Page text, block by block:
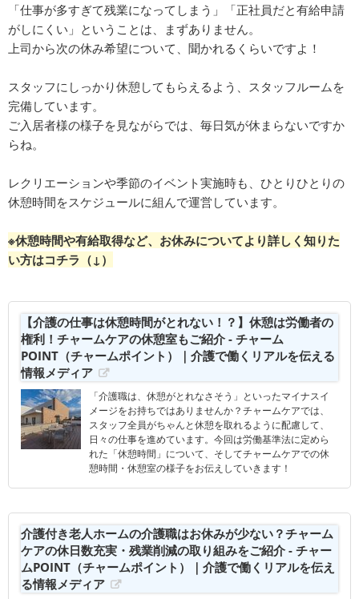
「仕事が多すぎて残業になってしまう」「正社員だと有給申請
がしにくい」ということは、まずありません。
上司から次の休み希望について、聞かれるくらいですよ！
スタッフにしっかり休憩してもらえるよう、スタッフルームを
完備しています。
ご入居者様の様子を見ながらでは、毎日気が休まらないですか
らね。
レクリエーションや季節のイベント実施時も、ひとりひとりの
休憩時間をスケジュールに組んで運営しています。
※休憩時間や有給取得など、お休みについてより詳しく知りた
い方はコチラ（↓）
【介護の仕事は休憩時間がとれない！？】休憩は労働者の
権利！チャームケアの休憩室もご紹介 - チャーム
POINT（チャームポイント）｜介護で働くリアルを伝える
情報メディア
「介護職は、休憩がとれなさそう」といったマイナスイ
メージをお持ちではありませんか？チャームケアでは、
スタッフ全員がちゃんと休憩を取れるように配慮して、
日々の仕事を進めています。今回は労働基準法に定めら
れた「休憩時間」について、そしてチャームケアでの休
憩時間・休憩室の様子をお伝えしていきます！
介護付き老人ホームの介護職はお休みが少ない？チャーム
ケアの休日数充実・残業削減の取り組みをご紹介 - チャー
ムPOINT（チャームポイント）｜介護で働くリアルを伝え
る情報メディア